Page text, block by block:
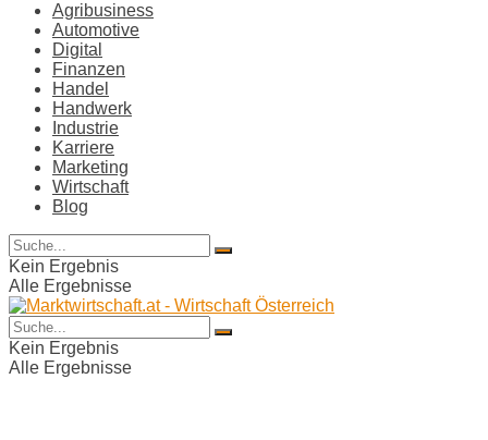
Agribusiness
Automotive
Digital
Finanzen
Handel
Handwerk
Industrie
Karriere
Marketing
Wirtschaft
Blog
Kein Ergebnis
Alle Ergebnisse
Kein Ergebnis
Alle Ergebnisse